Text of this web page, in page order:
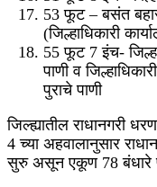
53 फूट – बसंत बहार
(जिल्हाधिकारी
55 फूट 7 इंच-
पाणी व
पुराचे पाणी
जिल्ह्यातील राधानगरी
4 च्या अहवालानुसार
सुरु असून एकूण 78 बंधारे